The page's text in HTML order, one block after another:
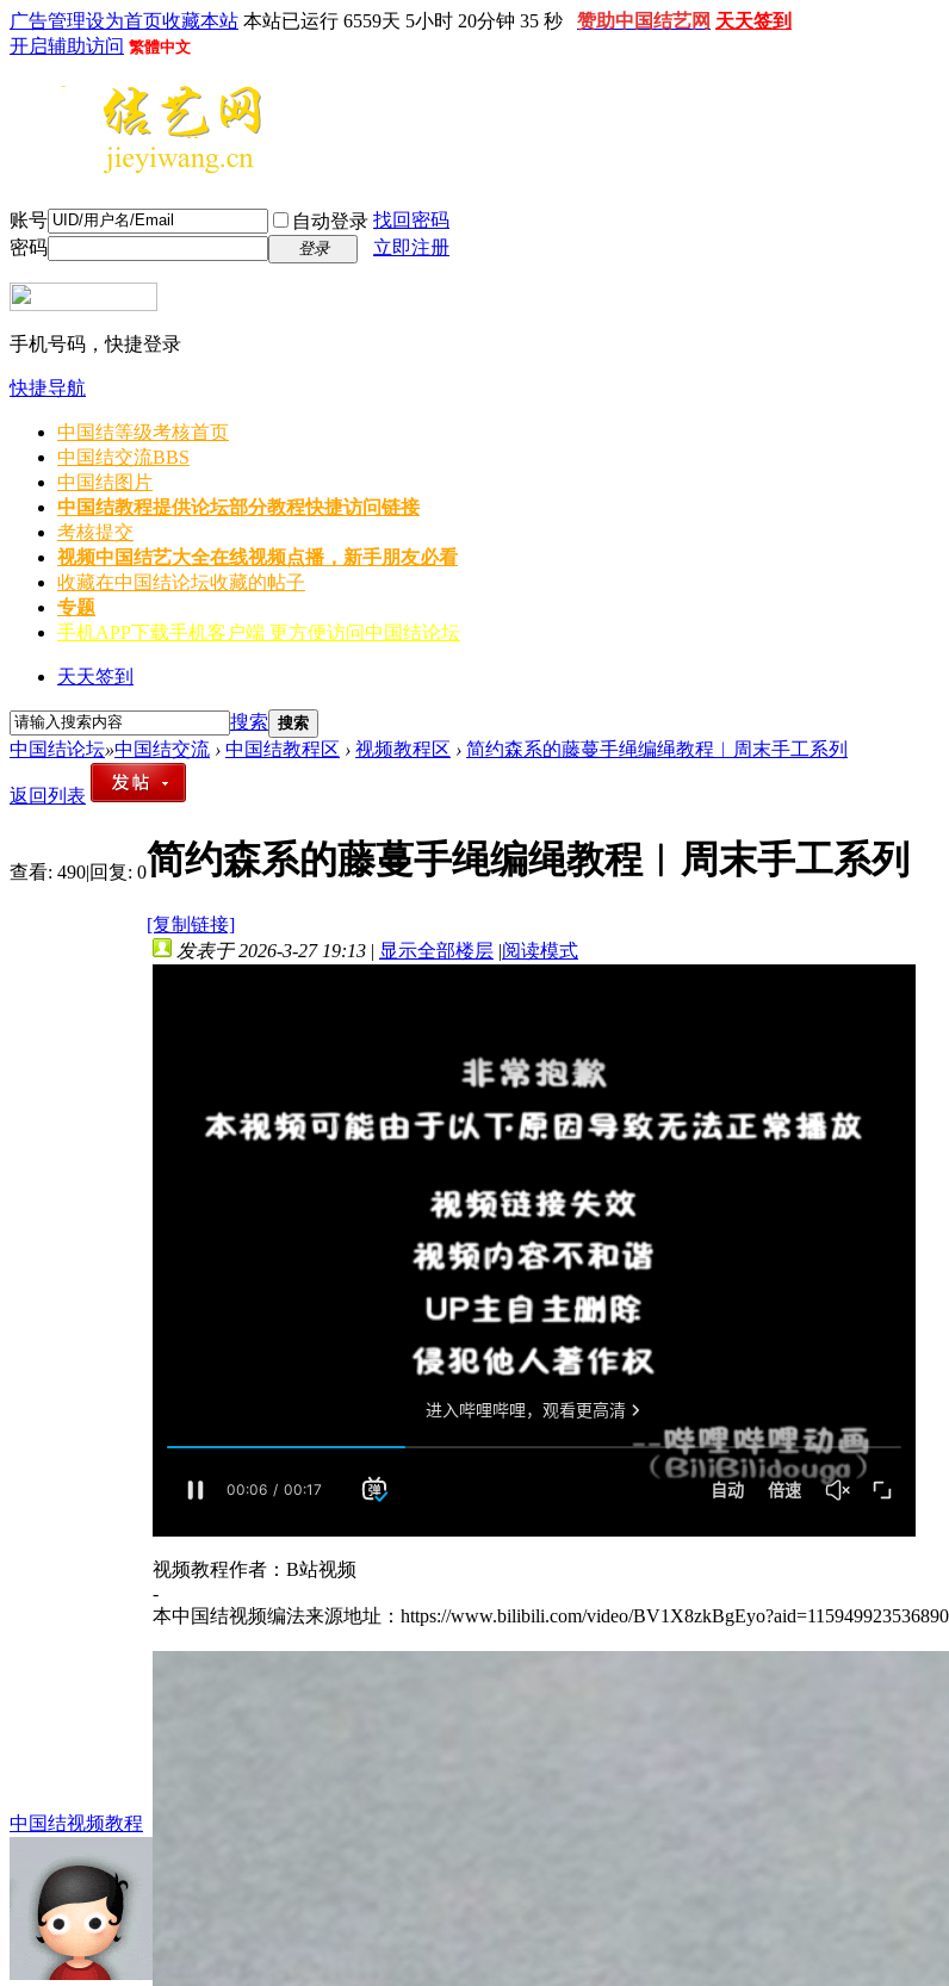
广告管理设为首页收藏本站 本站已运行 6559天 5小时 20分钟 37 秒 赞助中国结艺网 天天签到
开启辅助访问 繁體中文
账号 自动登录 找回密码
密码
登录 立即注册
手机号码，快捷登录
快捷导航
中国结等级考核首页
中国结交流BBS
中国结图片
中国结教程提供论坛部分教程快捷访问链接
考核提交
视频中国结艺大全在线视频点播，新手朋友必看
收藏在中国结论坛收藏的帖子
专题
手机APP下载手机客户端 更方便访问中国结论坛
天天签到
搜索 搜索
中国结论坛»中国结交流 › 中国结教程区 › 视频教程区 › 简约森系的藤蔓手绳编绳教程︱周末手工系列
返回列表
查看: 490|回复: 0简约森系的藤蔓手绳编绳教程︱周末手工系列
[复制链接]
中国结视频教程
发表于 2026-3-27 19:13 | 显示全部楼层 |阅读模式
视频教程作者：B站视频
-
本中国结视频编法来源地址：https://www.bilibili.com/video/